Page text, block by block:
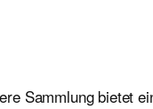
Sammlung bietet